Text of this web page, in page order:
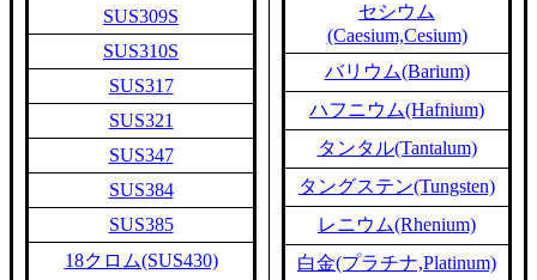
SUS309S
SUS310S
SUS317
SUS321
SUS347
SUS384
SUS385
18クロム(SUS430)
セシウム
(Caesium,Cesium)
バリウム(Barium)
ハフニウム(Hafnium)
タンタル(Tantalum)
タングステン(Tungsten)
レニウム(Rhenium)
白金(プラチナ,Platinum)